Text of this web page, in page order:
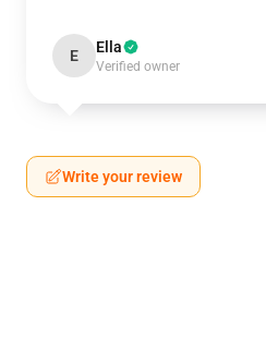
E Ella
Verified owner
Write your review